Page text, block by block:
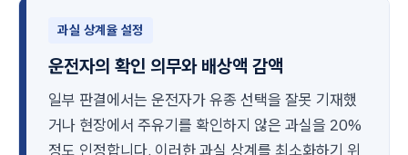
과실 상계율 설정
운전자의 확인 의무와 배상액 감액
일부 판결에서는 운전자가 유종 선택을 잘못 기재했
거나 현장에서 주유기를 확인하지 않은 과실을 20%
정도 인정합니다. 이러한 과실 상계를 최소화하기 위